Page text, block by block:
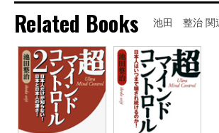
Related Books 池田 整治 関